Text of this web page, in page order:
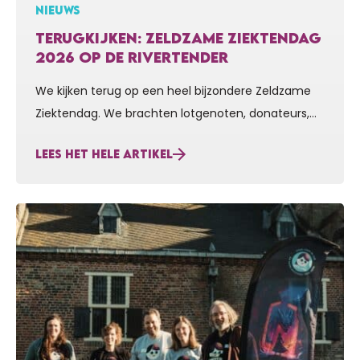
NIEUWS
TERUGKIJKEN: ZELDZAME ZIEKTENDAG
2026 OP DE RIVERTENDER
We kijken terug op een heel bijzondere Zeldzame
Ziektendag. We brachten lotgenoten, donateurs,
zaterdag letterlijk aan boord bij Voor Sara. Ook prof.
om te vertellen over haar onderzoek maar ook om
te benadrukken hoe belangrijk en bijzonder het is
om samen…
LEES HET HELE ARTIKEL